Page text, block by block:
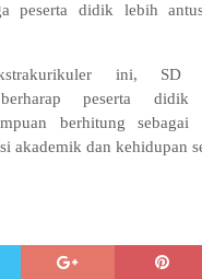
peserta didik lebih
ini, SD
peserta
berhitung
akademik dan kehidupan